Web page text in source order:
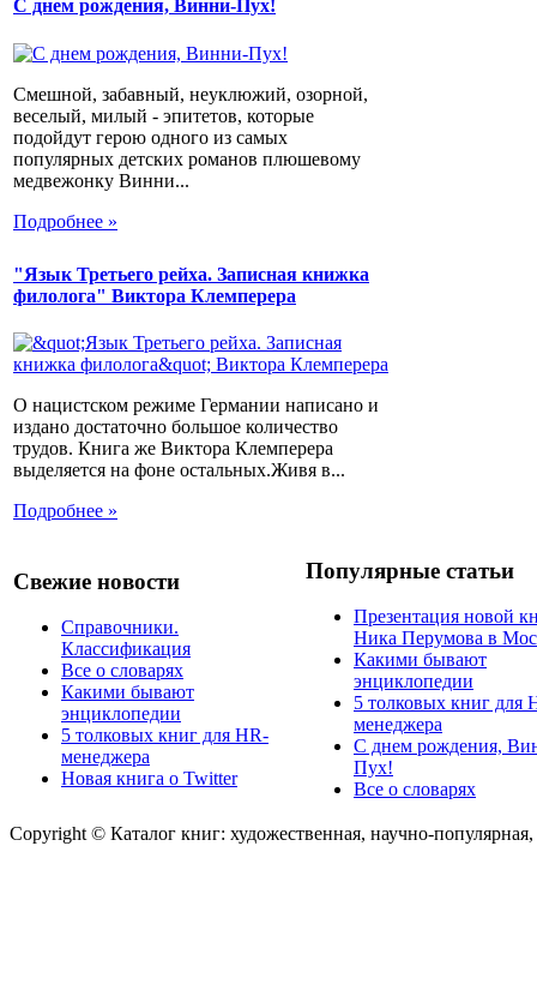
С днем рождения, Винни-Пух!
Смешной, забавный, неуклюжий, озорной,
веселый, милый - эпитетов, которые
подойдут герою одного из самых
популярных детских романов плюшевому
медвежонку Винни...
Подробнее »
"Язык Третьего рейха. Записная книжка
филолога" Виктора Клемперера
О нацистском режиме Германии написано и
издано достаточно большое количество
трудов. Книга же Виктора Клемперера
выделяется на фоне остальных.Живя в...
Подробнее »
Свежие новости
Справочники.
Классификация
Все о словарях
Какими бывают
энциклопедии
5 толковых книг для HR-
менеджера
Новая книга о Twitter
Популярные статьи
Презентация новой
Ника Перумова в
Какими бывают
энциклопедии
5 толковых книг для
менеджера
С днем рождения,
Пух!
Все о словарях
Copyright © Каталог книг: художественная, научно-